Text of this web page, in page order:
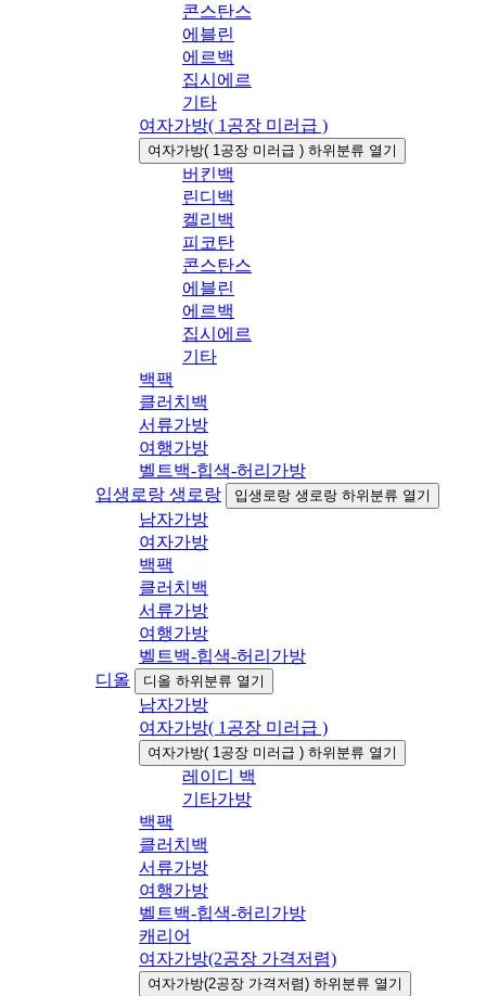
콘스탄스
에블린
에르백
집시에르
기타
여자가방( 1공장 미러급 )
여자가방( 1공장 미러급 ) 하위분류 열기
버킨백
린디백
켈리백
피코탄
콘스탄스
에블린
에르백
집시에르
기타
백팩
클러치백
서류가방
여행가방
벨트백-힙색-허리가방
입생로랑 생로랑
입생로랑 생로랑 하위분류 열기
남자가방
여자가방
백팩
클러치백
서류가방
여행가방
벨트백-힙색-허리가방
디올
디올 하위분류 열기
남자가방
여자가방( 1공장 미러급 )
여자가방( 1공장 미러급 ) 하위분류 열기
레이디 백
기타가방
백팩
클러치백
서류가방
여행가방
벨트백-힙색-허리가방
캐리어
여자가방(2공장 가격저렴)
여자가방(2공장 가격저렴) 하위분류 열기